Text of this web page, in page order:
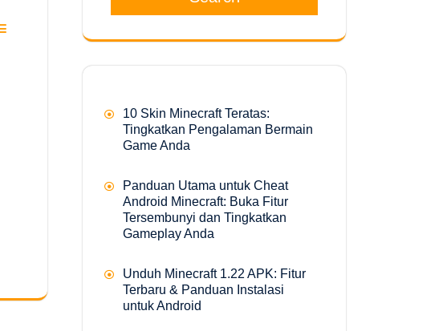
10 Skin Minecraft Teratas:
Tingkatkan Pengalaman Bermain
Game Anda
Panduan Utama untuk Cheat
Android Minecraft: Buka Fitur
Tersembunyi dan Tingkatkan
Gameplay Anda
Unduh Minecraft 1.22 APK: Fitur
Terbaru & Panduan Instalasi
untuk Android